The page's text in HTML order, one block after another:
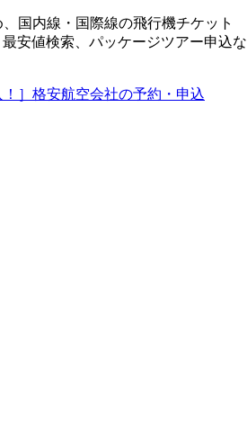
国内線・国際線の飛行機チケット
安値検索、パッケージツアー申込な
！］格安航空会社の予約・申込